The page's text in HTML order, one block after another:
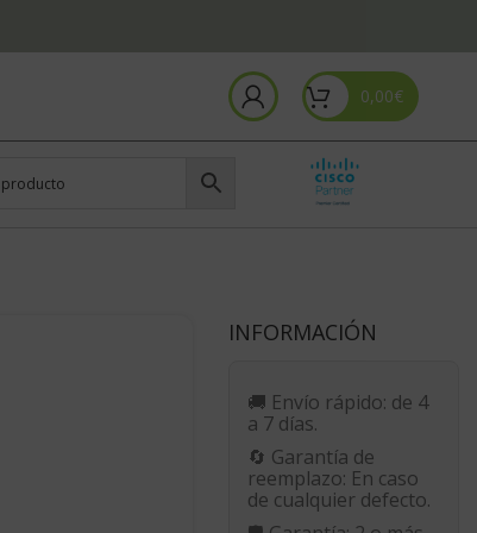
0,00€
INFORMACIÓN
🚚 Envío rápido: de 4
a 7 días.
🔄 Garantía de
reemplazo: En caso
de cualquier defecto.